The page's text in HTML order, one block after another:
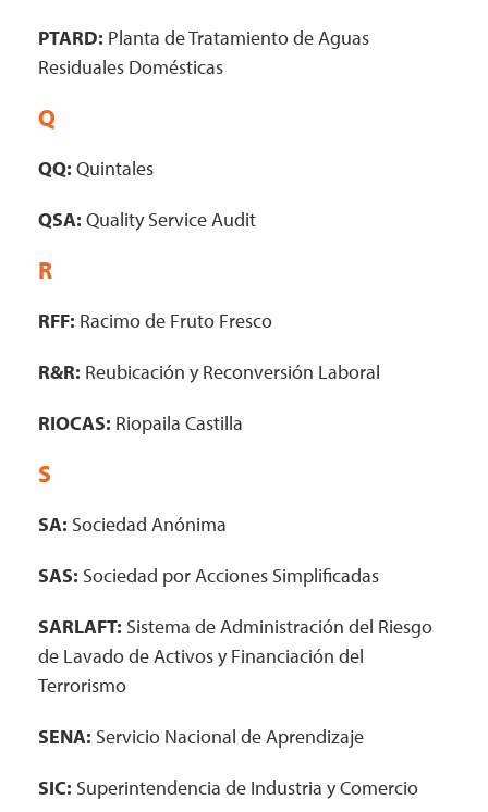
PTARD: Planta de Tratamiento de Aguas
Residuales Domésticas
Q
QQ: Quintales
QSA: Quality Service Audit
R
RFF: Racimo de Fruto Fresco
R&R: Reubicación y Reconversión Laboral
RIOCAS: Riopaila Castilla
S
SA: Sociedad Anónima
SAS: Sociedad por Acciones Simplificadas
SARLAFT: Sistema de Administración del Riesgo
de Lavado de Activos y Financiación del
Terrorismo
SENA: Servicio Nacional de Aprendizaje
SIC: Superintendencia de Industria y Comercio